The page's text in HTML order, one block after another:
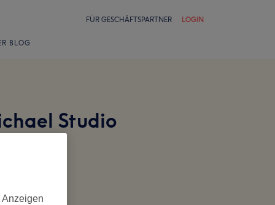
FÜR GESCHÄFTSPARTNER LOGIN
BLOG
Studio